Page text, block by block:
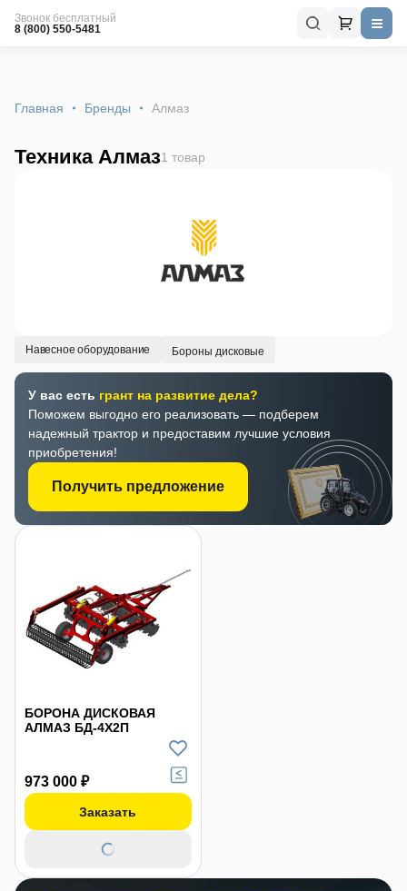
Звонок бесплатный
8 (800) 550-5481
Главная Бренды Алмаз
Техника Алмаз1 товар
Навесное оборудование Бороны дисковые
У вас есть грант на развитие дела?
Поможем выгодно его реализовать — подберем
надежный трактор и предоставим лучшие условия
приобретения!
Получить предложение
БОРОНА ДИСКОВАЯ
АЛМАЗ БД-4Х2П
973 000 ₽
Заказать